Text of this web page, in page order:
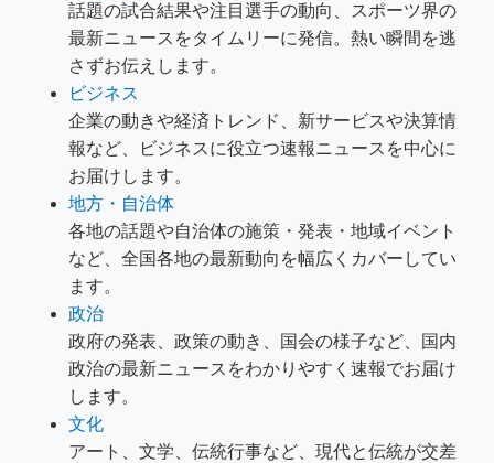
話題の試合結果や注目選手の動向、スポーツ界の
最新ニュースをタイムリーに発信。熱い瞬間を逃
さずお伝えします。
ビジネス
企業の動きや経済トレンド、新サービスや決算情
報など、ビジネスに役立つ速報ニュースを中心に
お届けします。
地方・自治体
各地の話題や自治体の施策・発表・地域イベント
など、全国各地の最新動向を幅広くカバーしてい
ます。
政治
政府の発表、政策の動き、国会の様子など、国内
政治の最新ニュースをわかりやすく速報でお届け
します。
文化
アート、文学、伝統行事など、現代と伝統が交差